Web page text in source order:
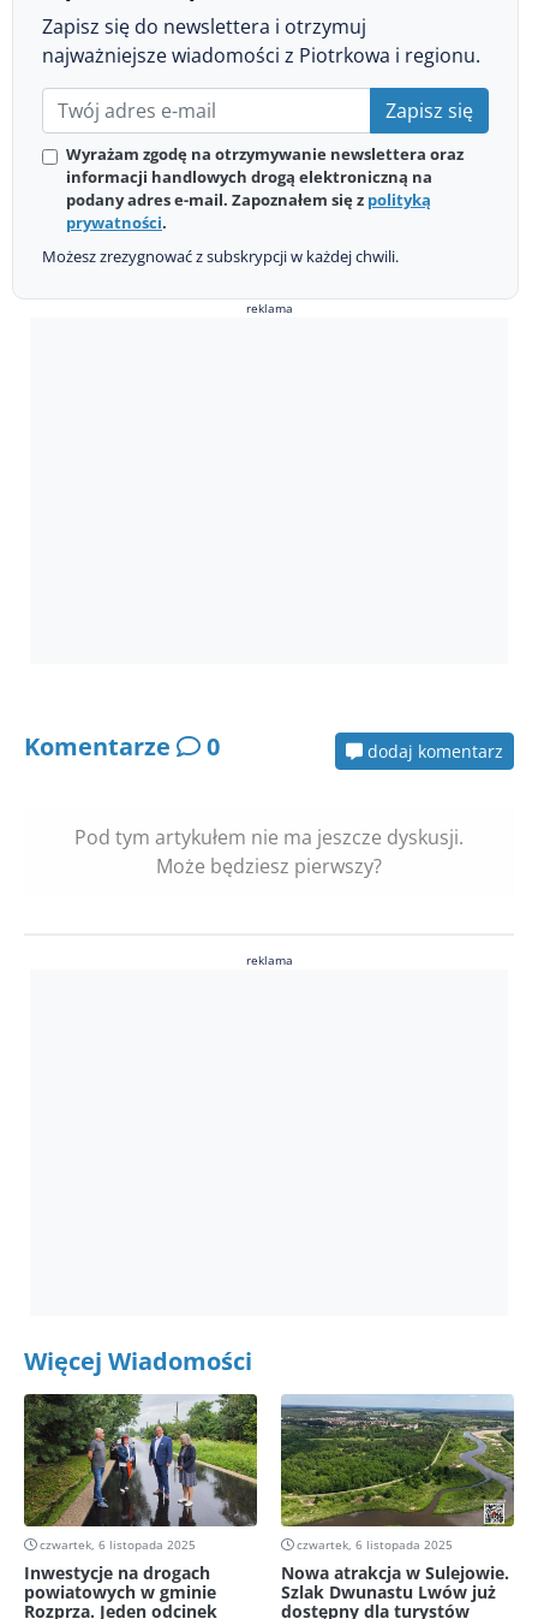
Zapisz się do newslettera i otrzymuj
najważniejsze wiadomości z Piotrkowa i regionu.
Zapisz się
Wyrażam zgodę na otrzymywanie newslettera oraz
informacji handlowych drogą elektroniczną na
podany adres e-mail. Zapoznałem się z polityką
prywatności.
Możesz zrezygnować z subskrypcji w każdej chwili.
reklama
Komentarze 0 dodaj komentarz
Pod tym artykułem nie ma jeszcze dyskusji.
Może będziesz pierwszy?
reklama
Więcej Wiadomości
czwartek, 6 listopada 2025
Inwestycje na drogach
powiatowych w gminie
Rozprza. Jeden odcinek
czwartek, 6 listopada 2025
Nowa atrakcja w Sulejowie.
Szlak Dwunastu Lwów już
dostępny dla turystów